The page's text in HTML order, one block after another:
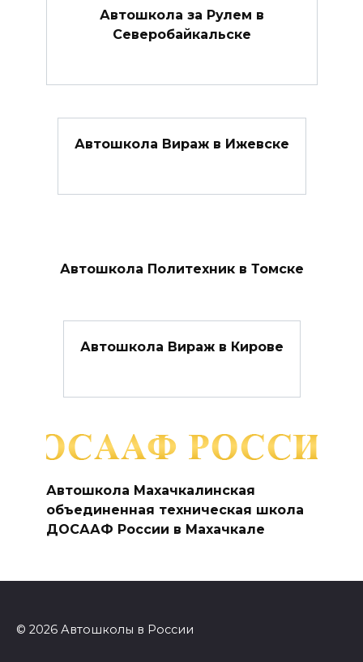
Автошкола за Рулем в
Северобайкальске
Автошкола Вираж в Ижевске
Автошкола Политехник в Томске
Автошкола Вираж в Кирове
Автошкола Махачкалинская
объединенная техническая школа
ДОСААФ России в Махачкале
© 2026 Автошколы в России